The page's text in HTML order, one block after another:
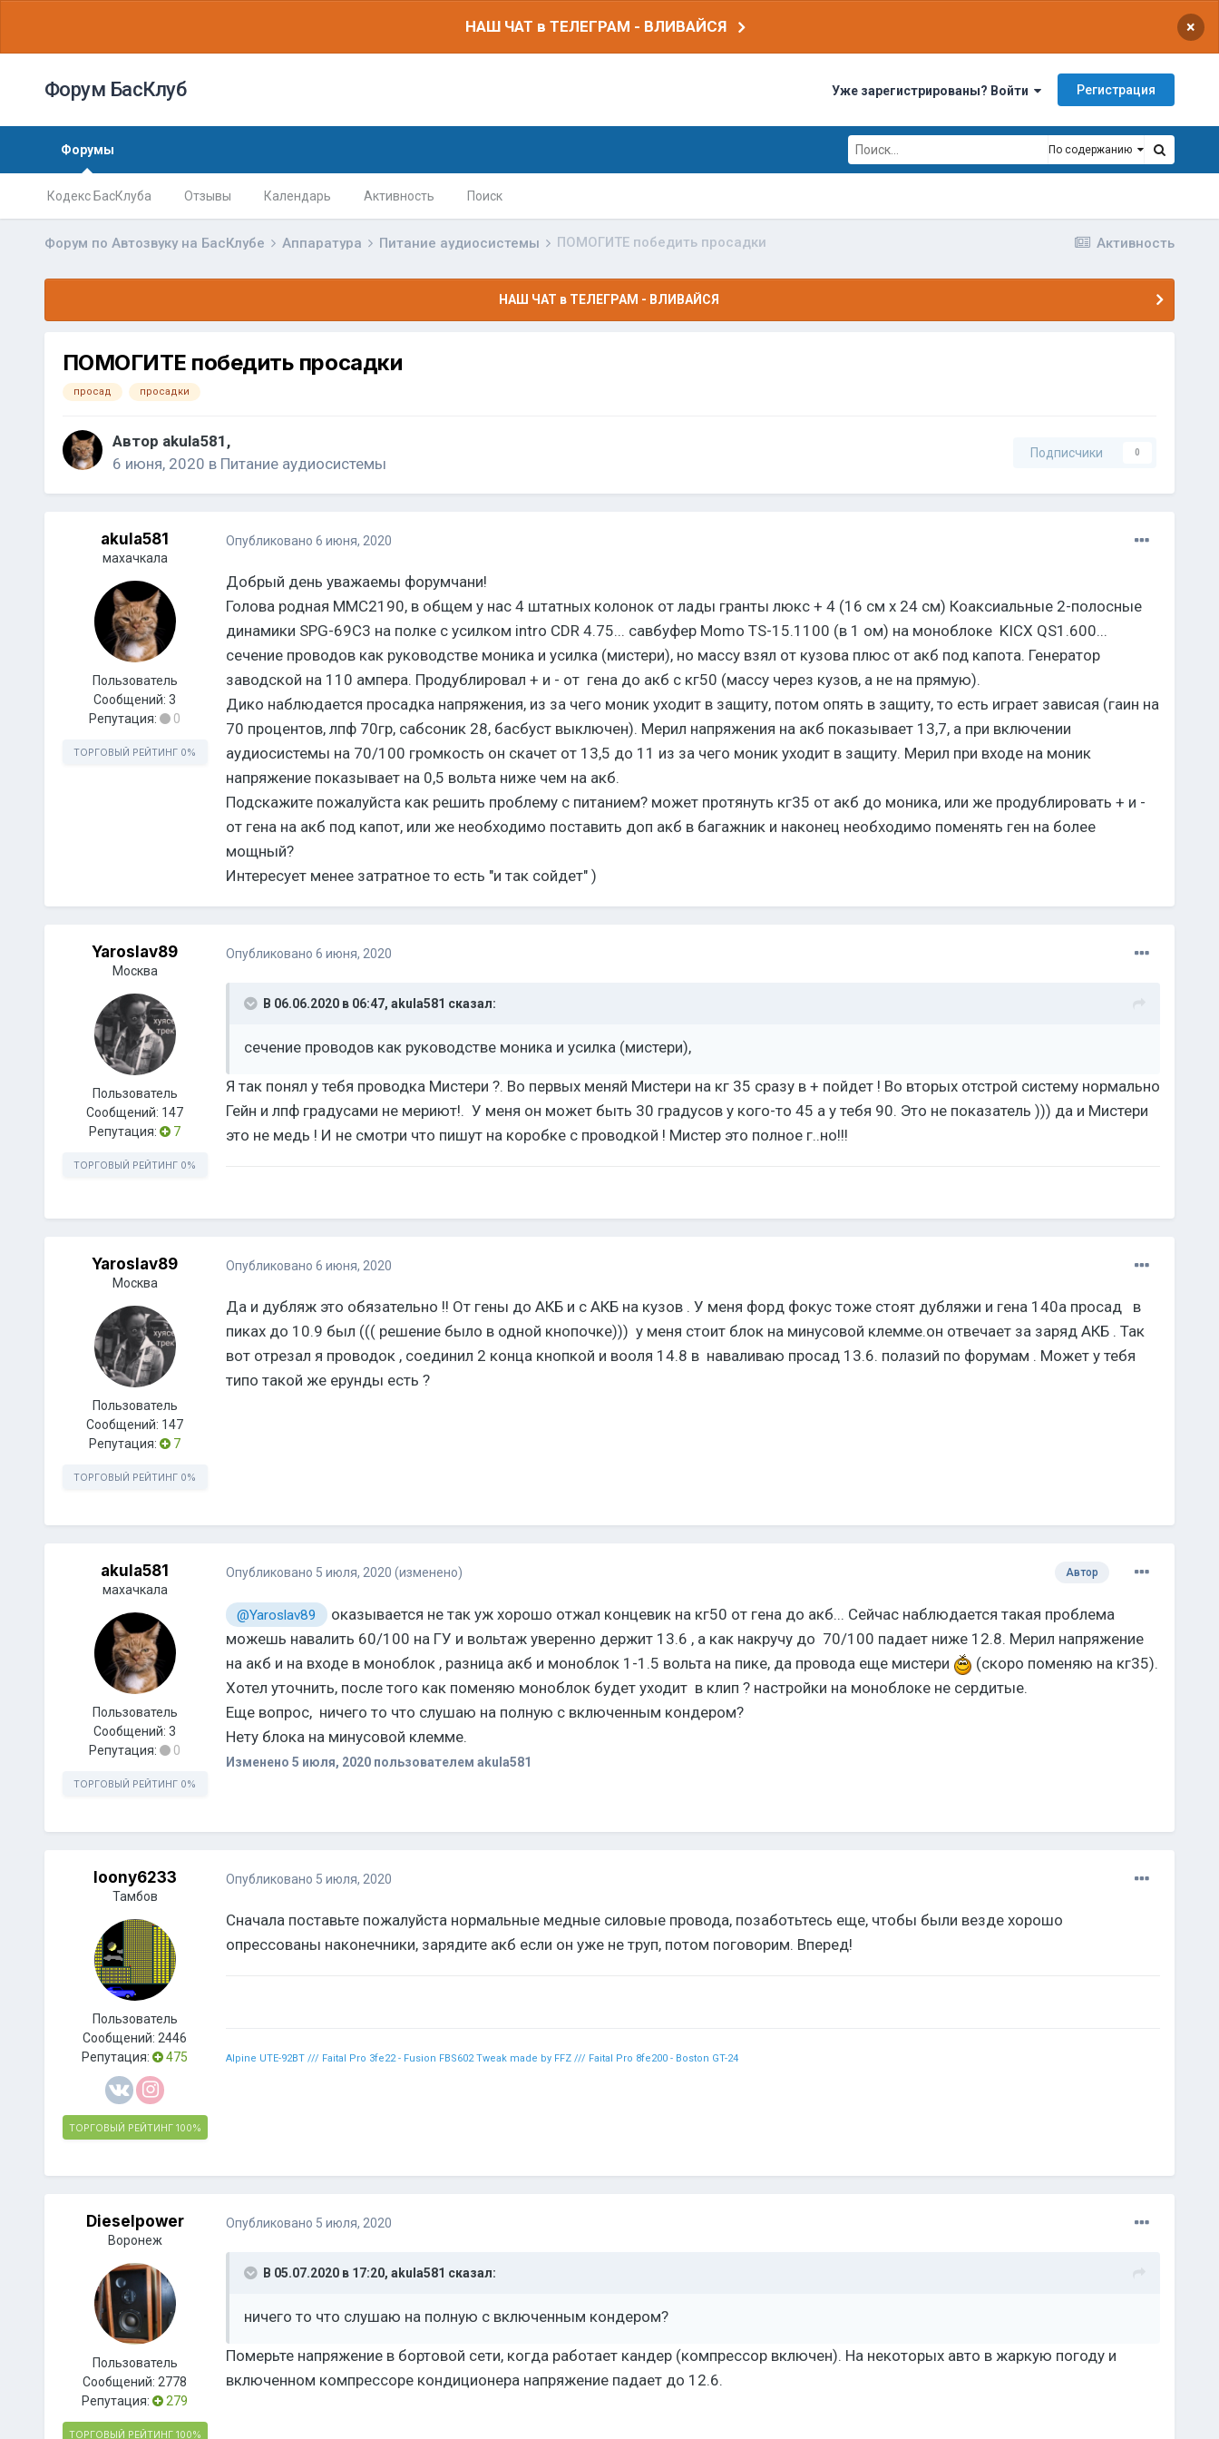
НАШ ЧАТ в ТЕЛЕГРАМ - ВЛИВАЙСЯ ×
Форум БасКлуб Уже зарегистрированы? Войти Регистрация
Форумы
Кодекс БасКлуба Отзывы Календарь Активность Поиск
По содержанию
Активность
Форум по Автозвуку на БасКлубе Аппаратура Питание аудиосистемы ПОМОГИТЕ победить просадки
НАШ ЧАТ в ТЕЛЕГРАМ - ВЛИВАЙСЯ
ПОМОГИТЕ победить просадки
просад просадки
Автор akula581 ,
6 июня, 2020 в Питание аудиосистемы
Подписчики 0
akula581
махачкала
Пользователь
Сообщений:3
Репутация:
0
ТОРГОВЫЙ РЕЙТИНГ 0%
Опубликовано 6 июня, 2020
Добрый день уважаемы форумчани!
Голова родная ММС2190, в общем у нас 4 штатных колонок от лады гранты люкс + 4 (16 см x 24 см) Коаксиальные 2-полосные
динамики SPG-69C3 на полке с усилком intro CDR 4.75... савбуфер Momo TS-15.1100 (в 1 ом) на моноблоке KICX QS1.600...
сечение проводов как руководстве моника и усилка (мистери), но массу взял от кузова плюс от акб под капота. Генератор
заводской на 110 ампера. Продублировал + и - от гена до акб с кг50 (массу через кузов, а не на прямую).
Дико наблюдается просадка напряжения, из за чего моник уходит в защиту, потом опять в защиту, то есть играет зависая (гаин на
70 процентов, лпф 70гр, сабсоник 28, басбуст выключен). Мерил напряжения на акб показывает 13,7, а при включении
аудиосистемы на 70/100 громкость он скачет от 13,5 до 11 из за чего моник уходит в защиту. Мерил при входе на моник
напряжение показывает на 0,5 вольта ниже чем на акб.
Подскажите пожалуйста как решить проблему с питанием? может протянуть кг35 от акб до моника, или же продублировать + и -
от гена на акб под капот, или же необходимо поставить доп акб в багажник и наконец необходимо поменять ген на более
мощный?
Интересует менее затратное то есть "и так сойдет" )
Yaroslav89
Москва
Пользователь
Сообщений: 147
Репутация:
7
ТОРГОВЫЙ РЕЙТИНГ 0%
Опубликовано 6 июня, 2020
В 06.06.2020 в 06:47, akula581 сказал:
сечение проводов как руководстве моника и усилка (мистери),
Я так понял у тебя проводка Мистери ?. Во первых меняй Мистери на кг 35 сразу в + пойдет ! Во вторых отстрой систему нормально
Гейн и лпф градусами не мериют!. У меня он может быть 30 градусов у кого-то 45 а у тебя 90. Это не показатель ))) да и Мистери
это не медь ! И не смотри что пишут на коробке с проводкой ! Мистер это полное г..но!!!
Yaroslav89
Москва
Пользователь
Сообщений: 147
Репутация:
7
ТОРГОВЫЙ РЕЙТИНГ 0%
Опубликовано 6 июня, 2020
Да и дубляж это обязательно !! От гены до АКБ и с АКБ на кузов . У меня форд фокус тоже стоят дубляжи и гена 140а просад в
пиках до 10.9 был ((( решение было в одной кнопочке))) у меня стоит блок на минусовой клемме.он отвечает за заряд АКБ . Так
вот отрезал я проводок , соединил 2 конца кнопкой и вооля 14.8 в наваливаю просад 13.6. полазий по форумам . Может у тебя
типо такой же ерунды есть ?
akula581
махачкала
Пользователь
Сообщений:3
Репутация:
0
ТОРГОВЫЙ РЕЙТИНГ 0%
Автор
Опубликовано 5 июля, 2020 (изменено)
@Yaroslav89
оказывается не так уж хорошо отжал концевик на кг50 от гена до акб... Сейчас наблюдается такая проблема
можешь навалить 60/100 на ГУ и вольтаж уверенно держит 13.6 , а как накручу до 70/100 падает ниже 12.8. Мерил напряжение
на акб и на входе в моноблок , разница акб и моноблок 1-1.5 вольта на пике, да провода еще мистери
(скоро поменяю на кг35).
Хотел уточнить, после того как поменяю моноблок будет уходит в клип ? настройки на моноблоке не сердитые.
Еще вопрос, ничего то что слушаю на полную с включенным кондером?
Нету блока на минусовой клемме.
Изменено 5 июля, 2020пользователем akula581
loony6233
Тамбов
Пользователь
Сообщений:2446
Репутация:
475
ТОРГОВЫЙ РЕЙТИНГ 100%
Опубликовано 5 июля, 2020
Сначала поставьте пожалуйста нормальные медные силовые провода, позаботьтесь еще, чтобы были везде хорошо
опрессованы наконечники, зарядите акб если он уже не труп, потом поговорим. Вперед!
Alpine UTE-92BT /// Faital Pro 3fe22 - Fusion FBS602 Tweak made by FFZ /// Faital Pro 8fe200 - Boston GT-24
Dieselpower
Воронеж
Пользователь
Сообщений:2778
Репутация:
279
ТОРГОВЫЙ РЕЙТИНГ 100%
Опубликовано 5 июля, 2020
В 05.07.2020 в 17:20, akula581 сказал:
ничего то что слушаю на полную с включенным кондером?
Померьте напряжение в бортовой сети, когда работает кандер (компрессор включен). На некоторых авто в жаркую погоду и
включенном компрессоре кондиционера напряжение падает до 12.6.